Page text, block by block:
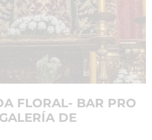
FLORAL- BAR PRO
DE